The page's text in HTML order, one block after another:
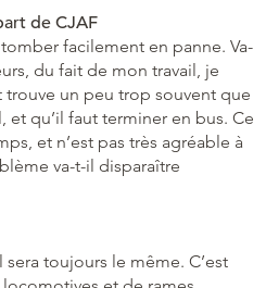
de CJAF
facilement en panne. Va-
du fait de mon travail, je
trouve un peu trop souvent que
et qu’il faut terminer en bus. Ce
et n’est pas très agréable à
va-t-il disparaître
toujours le même. C’est